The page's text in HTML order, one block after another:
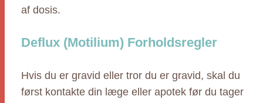
af dosis.
Deflux (Motilium) Forholdsregler
Hvis du er gravid eller tror du er gravid, skal du
først kontakte din læge eller apotek før du tager